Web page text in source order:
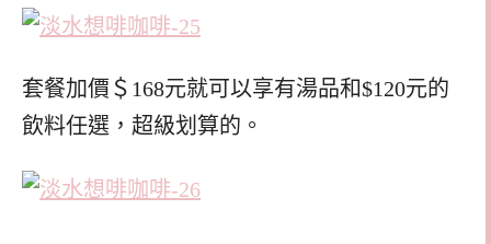
套餐加價＄168元就可以享有湯品和$120元的
飲料任選，超級划算的。